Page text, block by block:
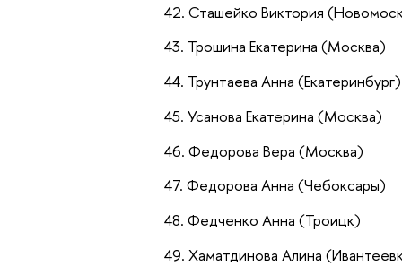
Сташейко Виктория
Трошина Екатерина (Москва)
Трунтаева Анна (Екатеринбург)
Усанова Екатерина (Москва)
Федорова Вера (Москва)
Федорова Анна (Чебоксары)
Федченко Анна (Троицк)
Хаматдинова Алина